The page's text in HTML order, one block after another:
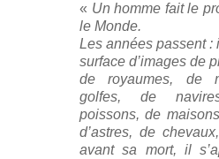
« Un homme fait le
le Monde.
Les années passent :
surface d’images de
de royaumes, de
golfes, de
poissons, de
d’astres, de
avant sa mort, il